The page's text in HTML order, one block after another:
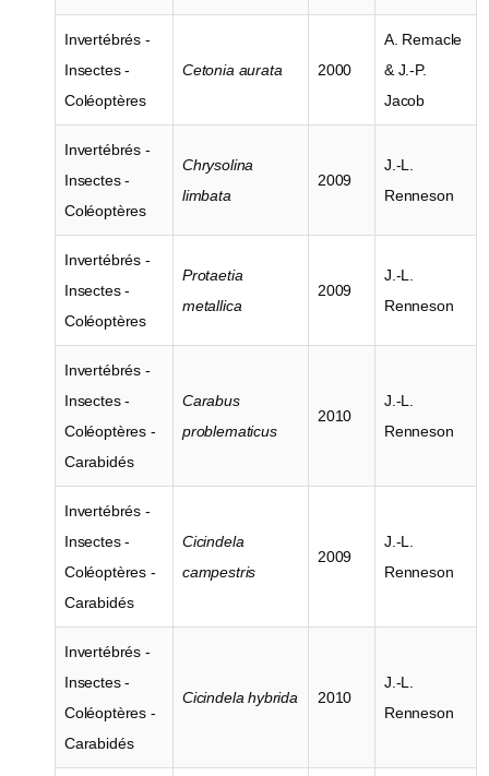
Invertébrés -
Insectes -
Coléoptères
Cetonia aurata 2000
A. Remacle
& J.-P.
Jacob
Invertébrés -
Insectes -
Coléoptères
Chrysolina
limbata
2009
J.-L.
Renneson
Invertébrés -
Insectes -
Coléoptères
Protaetia
metallica
2009
J.-L.
Renneson
Invertébrés -
Insectes -
Coléoptères -
Carabidés
Carabus
problematicus
2010
J.-L.
Renneson
Invertébrés -
Insectes -
Coléoptères -
Carabidés
Cicindela
campestris
2009
J.-L.
Renneson
Invertébrés -
Insectes -
Coléoptères -
Carabidés
Cicindela hybrida 2010
J.-L.
Renneson